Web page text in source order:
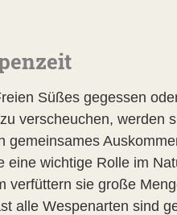
Süßes gegessen
verscheuchen, werden
wichtige Rolle im
verfüttern sie große
alle Wespenarten sind